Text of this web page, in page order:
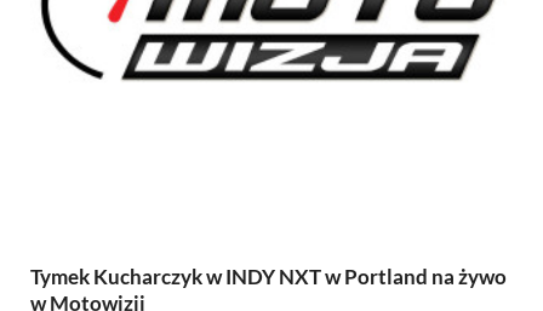
Tymek Kucharczyk w INDY NXT w Portland na żywo
w Motowizji